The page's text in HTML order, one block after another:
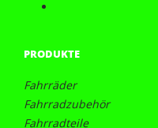
PRODUKTE
Fahrräder
Fahrradzubehör
Fahrradteile